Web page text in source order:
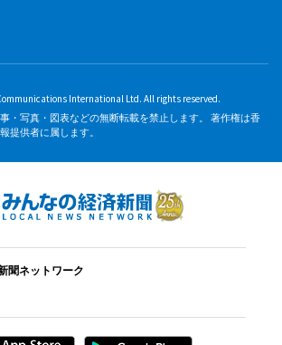
International Ltd. All rights reserved.
・写真・図表などの無断転載を禁止します。 著作権は香
提供者に属します。
聞ネットワーク